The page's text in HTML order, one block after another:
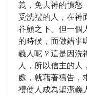
義，免去神的憤怒
受洗禮的人，在神
眷顧之下。但一個
的時候，而做錯事
義人呢？這是因洗
人，所以信主的人
處，就藉著禱告，
禮使人成為聖潔義